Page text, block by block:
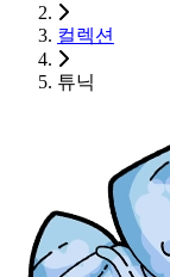
컬렉션
튜닉